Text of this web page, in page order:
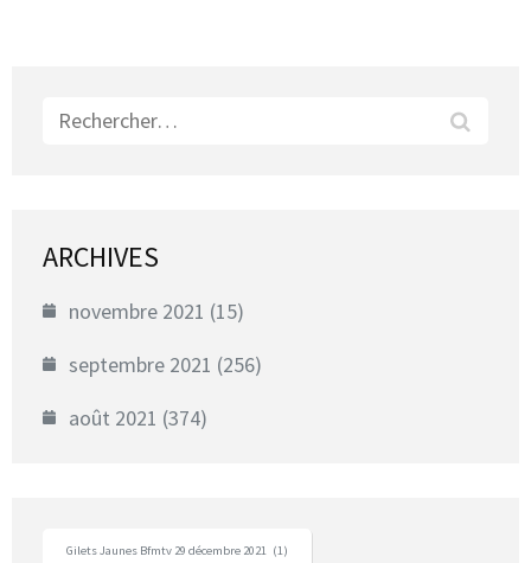
Rechercher :
ARCHIVES
novembre 2021 (15)
septembre 2021 (256)
août 2021 (374)
Gilets Jaunes Bfmtv 29 décembre 2021 (1)